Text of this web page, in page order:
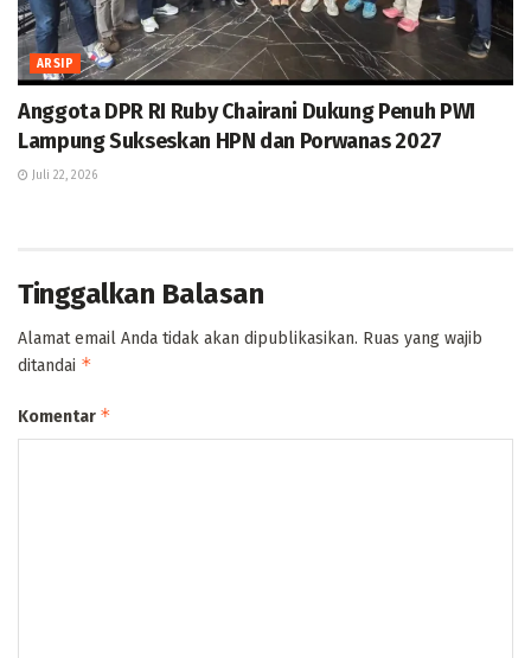
ARSIP
Anggota DPR RI Ruby Chairani Dukung Penuh PWI
Lampung Sukseskan HPN dan Porwanas 2027
Juli 22, 2026
Tinggalkan Balasan
Alamat email Anda tidak akan dipublikasikan. Ruas yang wajib
ditandai *
Komentar *